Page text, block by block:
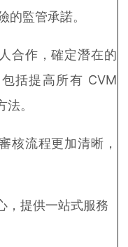
的監管承諾。
合作，確定潛在的
括提高所有 CVM
。
核流程更加清晰，
，提供一站式服務